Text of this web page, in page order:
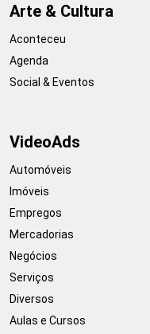
Arte & Cultura
Aconteceu
Agenda
Social & Eventos
VideoAds
Automóveis
Imóveis
Empregos
Mercadorias
Negócios
Serviços
Diversos
Aulas e Cursos